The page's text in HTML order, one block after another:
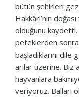
bütün şehirleri
Hakkâri’nin
olduğunu
peteklerden sonra
başladıklarını
arılar üzerine. Biz
hayvanlara
veriyoruz. Balları